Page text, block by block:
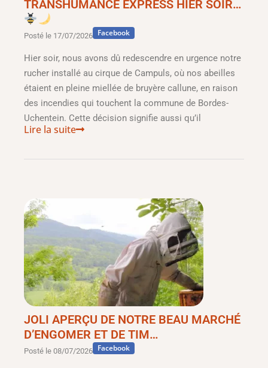
TRANSHUMANCE EXPRESS HIER SOIR…
Posté le 17/07/2026 Facebook
Hier soir, nous avons dû redescendre en urgence notre
rucher installé au cirque de Campuls, où nos abeilles
étaient en pleine miellée de bruyère callune, en raison
des incendies qui touchent la commune de Bordes-
Uchentein. Cette décision signifie aussi qu’il
Lire la suite
JOLI APERÇU DE NOTRE BEAU MARCHÉ
D’ENGOMER ET DE TIM…
Posté le 08/07/2026 Facebook